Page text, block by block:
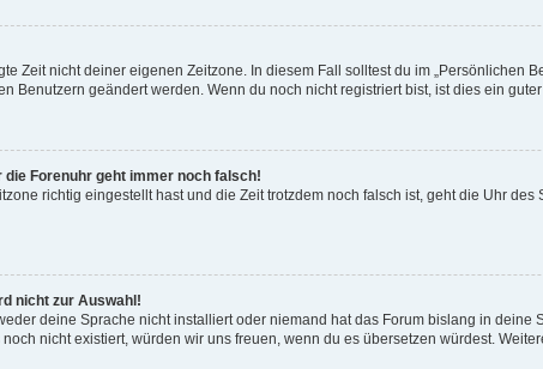
Zeit nicht deiner eigenen Zeitzone. In diesem Fall solltest du im „Persönlichen
Benutzern geändert werden. Wenn du noch nicht registriert bist, ist dies ein
die Forenuhr geht immer noch falsch!
richtig eingestellt hast und die Zeit trotzdem noch falsch ist, geht die Uhr
nicht zur Auswahl!
deine Sprache nicht installiert oder niemand hat das Forum bislang in
nicht existiert, würden wir uns freuen, wenn du es übersetzen würdest.